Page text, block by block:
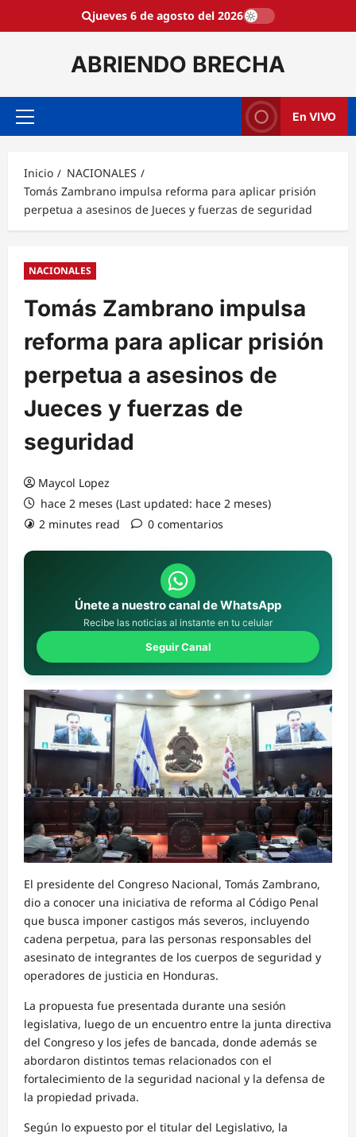
jueves 6 de agosto del 2026
ABRIENDO BRECHA
Menú
En VIVO
Inicio
NACIONALES
Tomás Zambrano impulsa reforma para aplicar prisión
perpetua a asesinos de Jueces y fuerzas de seguridad
NACIONALES
Tomás Zambrano impulsa
reforma para aplicar prisión
perpetua a asesinos de
Jueces y fuerzas de
seguridad
Maycol Lopez
hace 2 meses (Last updated: hace 2 meses)
2 minutes read
0 comentarios
Únete a nuestro canal de WhatsApp
Recibe las noticias al instante en tu celular
Seguir Canal
El presidente del Congreso Nacional, Tomás Zambrano,
dio a conocer una iniciativa de reforma al Código Penal
que busca imponer castigos más severos, incluyendo
cadena perpetua, para las personas responsables del
asesinato de integrantes de los cuerpos de seguridad y
operadores de justicia en Honduras.
La propuesta fue presentada durante una sesión
legislativa, luego de un encuentro entre la junta directiva
del Congreso y los jefes de bancada, donde además se
abordaron distintos temas relacionados con el
fortalecimiento de la seguridad nacional y la defensa de
la propiedad privada.
Según lo expuesto por el titular del Legislativo, la